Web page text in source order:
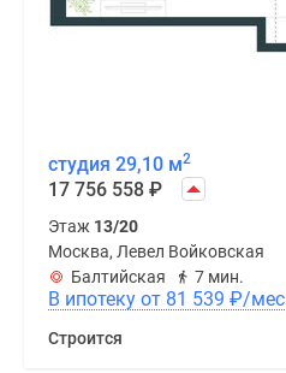
студия 29,10 м2
17 756 558 ₽
Этаж 13/20
Москва, Левел Войковская
Балтийская
7 мин.
В ипотеку от 81 539 ₽/мес
Строится